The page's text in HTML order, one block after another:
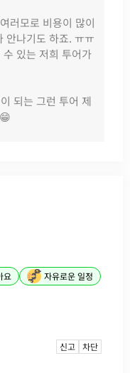
러모로 비용이 많이
안나기도 하죠. ㅠㅠ
있는 저희 투어가
되는 그런 투어 제
요 자유로운 일정
신고 차단